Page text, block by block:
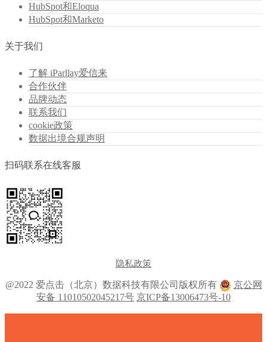
HubSpot和Eloqua
HubSpot和Marketo
关于我们
了解 iParllay爱信来
合作伙伴
品牌动态
联系我们
cookie政策
数据出境合规声明
扫码联系在线客服
隐私政策
@2022 爱点击（北京）数据科技有限公司版权所有
京公网
安备 11010502045217号 京ICP备13006473号-10